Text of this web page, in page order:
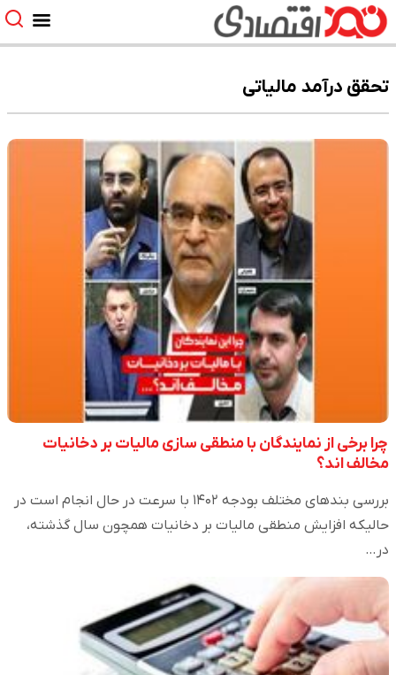
تحقق درآمد مالیاتی
چرا برخی از نمایندگان با منطقی سازی مالیات بر دخانیات
مخالف اند؟
بررسی بندهای مختلف بودجه ۱۴۰۲ با سرعت در حال انجام است در
حالیکه افزایش منطقی مالیات بر دخانیات همچون سال گذشته،
در…